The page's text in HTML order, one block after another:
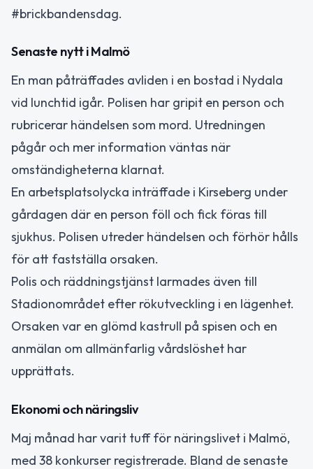
#brickbandensdag.
Senaste nytt i Malmö
En man påträffades avliden i en bostad i Nydala
vid lunchtid igår. Polisen har gripit en person och
rubricerar händelsen som mord. Utredningen
pågår och mer information väntas när
omständigheterna klarnat.
En arbetsplatsolycka inträffade i Kirseberg under
gårdagen där en person föll och fick föras till
sjukhus. Polisen utreder händelsen och förhör hålls
för att fastställa orsaken.
Polis och räddningstjänst larmades även till
Stadionområdet efter rökutveckling i en lägenhet.
Orsaken var en glömd kastrull på spisen och en
anmälan om allmänfarlig vårdslöshet har
upprättats.
Ekonomi och näringsliv
Maj månad har varit tuff för näringslivet i Malmö,
med 38 konkurser registrerade. Bland de senaste